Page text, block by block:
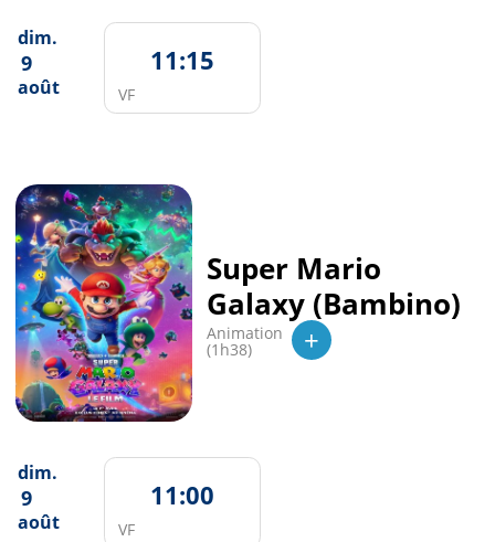
dim.
9
août
11:15
VF
Super Mario
Galaxy (Bambino)
Animation
(1h38) +
dim.
9
août
11:00
VF